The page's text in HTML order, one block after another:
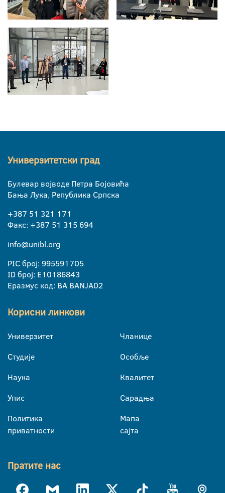
Универзитетски град
Булевар војводе Петра Бојовића
Бања Лука, Република Српска
+387 51 321 171
Факс: +387 51 315 694
info@unibl.org
PIC број: 995591705
ID број: E10186843
Еразмус код: BA BANJA02
Корисни линкови
Универзитет
Студије
Наука
Упис
Политика
приватности
Чланице
Особље
Квалитет
Сарадња
Мапа
сајта
Пратите нас